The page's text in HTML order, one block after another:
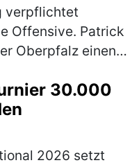
verpflichtet
Offensive. Patrick
Oberpfalz einen
Mün… (mehr)
30.000
2026 setzt